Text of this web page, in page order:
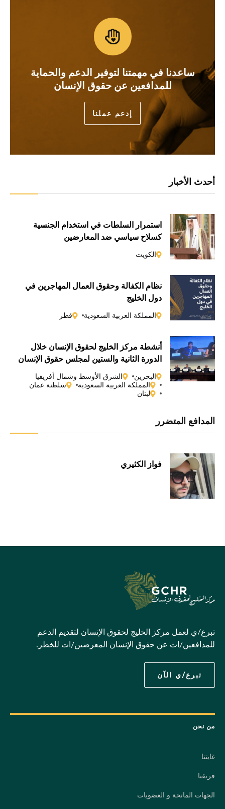
ساعدنا في مهمتنا لتوفير الدعم والحماية
للمدافعين عن حقوق الإنسان
إدعم عملنا
أحدث الأخبار
استمرار السلطات في استخدام الجنسية
كسلاحٍ سياسي ضد المعارضين
الكويت
نظام الكفالة وحقوق العمال المهاجرين في
دول الخليج
المملكة العربية السعودية قطر
أنشطة مركز الخليج لحقوق الإنسان خلال
الدورة الثانية والستين لمجلس حقوق الإنسان
البحرين
الشرق الأوسط وشمال أفريقيا
المملكة العربية السعودية
سلطنة عمان
لبنان
المدافع المتضرر
فواز الكثيري
تبرع/ي لعمل مركز الخليج لحقوق الإنسان لتقديم الدعم
للمدافعين/ات عن حقوق الإنسان المعرضين/ات للخطر.
تبرع/ي الآن
من نحن
غايتنا
فريقنا
الجهات المانحة و العضويات